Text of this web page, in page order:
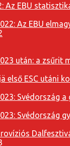
Az EBU
Az EBU
után: a zsűrit
első ESC utáni
Svédország a
Svédország